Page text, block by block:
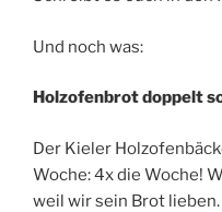
Und noch was:
Holzofenbrot doppelt
Der Kieler
Woche: 4x die Woche!
weil wir sein Brot